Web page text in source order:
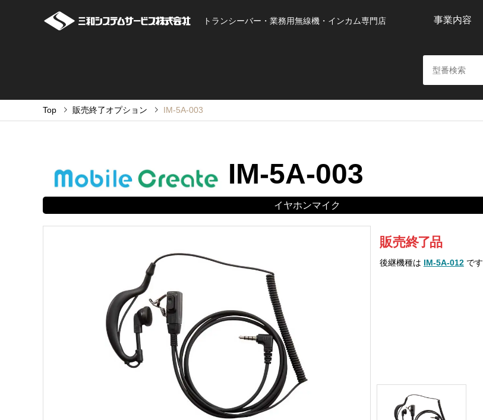
トランシーバー・業務用無線機・インカム専門店 事業内容
Top 販売終了オプション IM-5A-003
IM-5A-003
イヤホンマイク
販売終了品
後継機種は IM-5A-012です